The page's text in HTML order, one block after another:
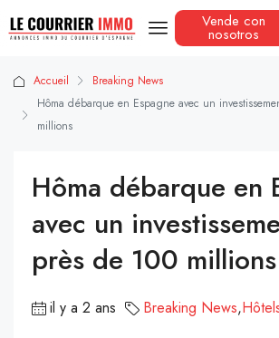
Vende con
nosotros
Accueil
Breaking News
Hôma débarque en Espagne avec un
millions
Hôma débarque en
avec un
près de 100 millions
il y a 2 ans Breaking News,